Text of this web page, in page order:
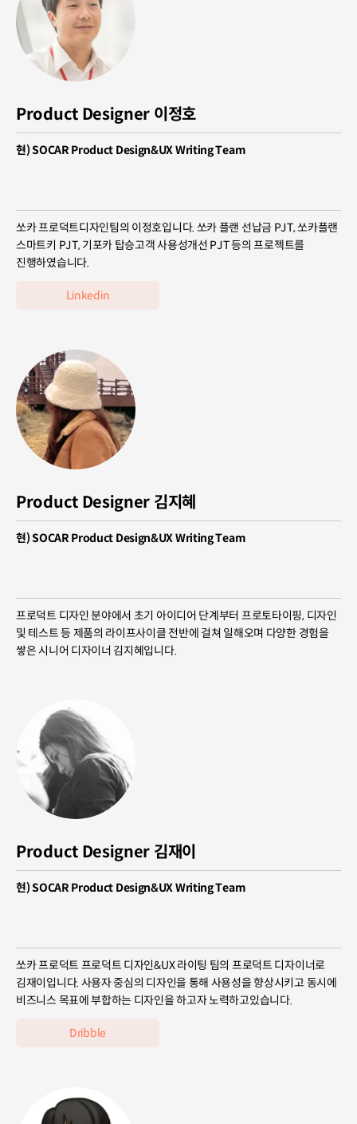
Product Designer 이정호
현) SOCAR Product Design&UX Writing Team
쏘카 프로덕트디자인팀의 이정호입니다. 쏘카 플랜 선납금 PJT, 쏘카플랜
스마트키 PJT, 기포카 탑승고객 사용성개선 PJT 등의 프로젝트를
진행하였습니다.
Linkedin
Product Designer 김지혜
현) SOCAR Product Design&UX Writing Team
프로덕트 디자인 분야에서 초기 아이디어 단계부터 프로토타이핑, 디자인
및 테스트 등 제품의 라이프사이클 전반에 걸쳐 일해오며 다양한 경험을
쌓은 시니어 디자이너 김지혜입니다.
Product Designer 김재이
현) SOCAR Product Design&UX Writing Team
쏘카 프로덕트 프로덕트 디자인&UX 라이팅 팀의 프로덕트 디자이너로
김재이입니다. 사용자 중심의 디자인을 통해 사용성을 향상시키고 동시에
비즈니스 목표에 부합하는 디자인을 하고자 노력하고있습니다.
Dribble